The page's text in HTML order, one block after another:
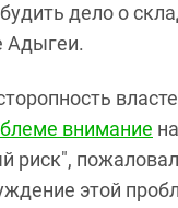
дело о
Адыгеи.
внимание
риск",
этой